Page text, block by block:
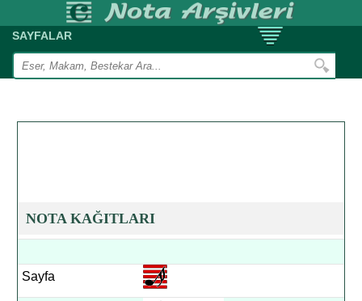
SAYFALAR
NOTA KAĞITLARI
Sayfa